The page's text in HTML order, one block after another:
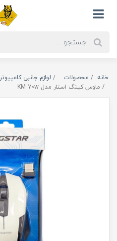
خانه محصولات لوازم جانبی کامپیوتر
ماوس کینگ استار مدل KM 70w